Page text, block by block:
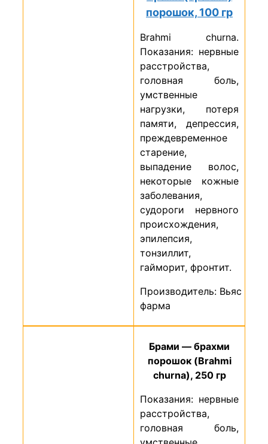
порошок, 100 гр
Brahmi churna.
Показания: нервные
расстройства,
головная боль,
умственные
нагрузки, потеря
памяти, депрессия,
преждевременное
старение,
выпадение волос,
некоторые кожные
заболевания,
судороги нервного
происхождения,
эпилепсия,
тонзиллит,
гайморит, фронтит.
Производитель: Вьяс
фарма
Брами — брахми
порошок (Brahmi
churna), 250 гр
Показания: нервные
расстройства,
головная боль,